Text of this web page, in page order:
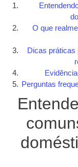
O que
Dicas práticas
Perguntas